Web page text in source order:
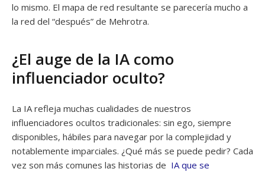
lo mismo. El mapa de red resultante se parecería mucho a
la red del “después” de Mehrotra.
¿El auge de la IA como
influenciador oculto?
La IA refleja muchas cualidades de nuestros
influenciadores ocultos tradicionales: sin ego, siempre
disponibles, hábiles para navegar por la complejidad y
notablemente imparciales. ¿Qué más se puede pedir? Cada
vez son más comunes las historias de IA que se